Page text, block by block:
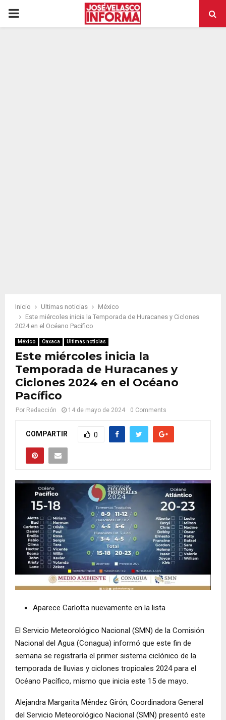
PRIMARY
Inicio Ultimas noticias
México
Este miércoles inicia la Temporada de Huracanes y Ciclones
2024 en el Océano Pacífico
México Oaxaca Ultimas noticias
Este miércoles inicia la
Temporada de Huracanes y
Ciclones 2024 en el Océano
Pacífico
Por Redacción 14 de mayo de 2024 0 Comments
COMPARTIR 0
Aparece Carlotta nuevamente en la lista
El Servicio Meteorológico Nacional (SMN) de la Comisión
Nacional del Agua (Conagua) informó que este fin de
semana se registraría el primer sistema ciclónico de la
temporada de lluvias y ciclones tropicales 2024 para el
Océano Pacífico, mismo que inicia este 15 de mayo.
Alejandra Margarita Méndez Girón, Coordinadora General
del Servicio Meteorológico Nacional (SMN) presentó este